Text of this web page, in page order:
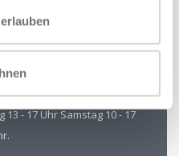
Leerdam
für Glaskunst und Kristall
auch in unserer Galerie in
herzlich willkommen!
- 17 Uhr Samstag 10 - 17